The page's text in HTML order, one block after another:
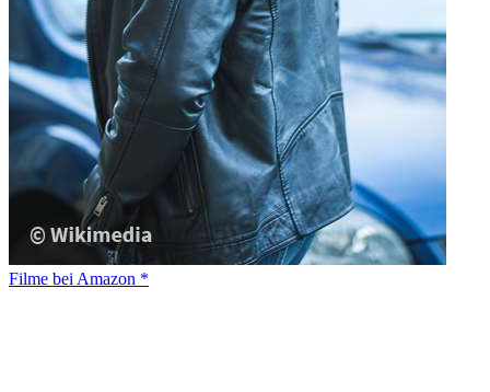
Filme bei Amazon *